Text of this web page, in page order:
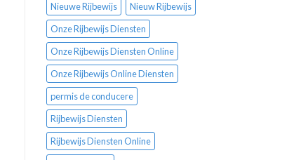
Nieuwe Rijbewijs
Nieuw Rijbewijs
Onze Rijbewijs Diensten
Onze Rijbewijs Diensten Online
Onze Rijbewijs Online Diensten
permis de conducere
Rijbewijs Diensten
Rijbewijs Diensten Online